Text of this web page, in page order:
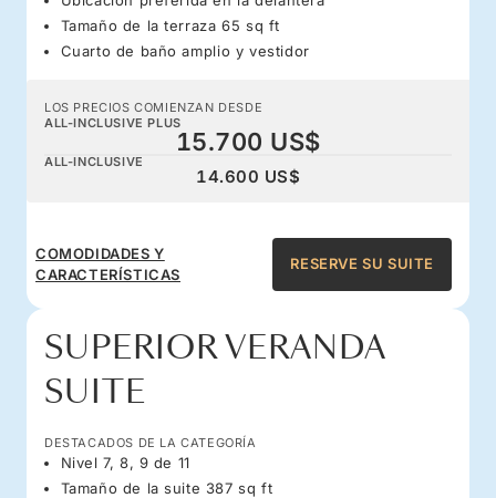
Tamaño de la terraza 65 sq ft
Cuarto de baño amplio y vestidor
LOS PRECIOS COMIENZAN DESDE
ALL-INCLUSIVE PLUS
15.700 US$
ALL-INCLUSIVE
14.600 US$
COMODIDADES Y
CARACTERÍSTICAS
RESERVE SU SUITE
SUPERIOR VERANDA
SUITE
DESTACADOS DE LA CATEGORÍA
Nivel 7, 8, 9 de 11
Tamaño de la suite 387 sq ft